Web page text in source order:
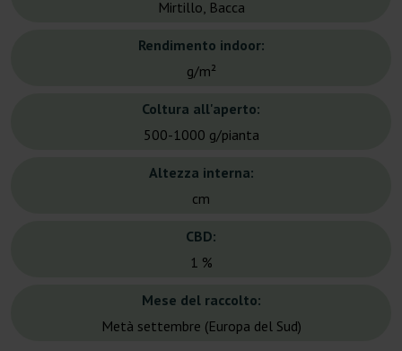
Mirtillo, Bacca
Rendimento indoor:
g/m²
Coltura all'aperto:
500-1000 g/pianta
Altezza interna:
cm
CBD:
1 %
Mese del raccolto:
Metà settembre (Europa del Sud)